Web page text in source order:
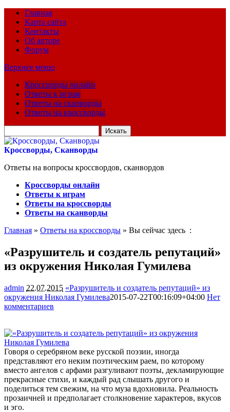
Главная
Карта сайта
Контакты
Об авторе
Форум
Верхнее меню
Кроссворды онлайн
Ответы к играм
Ответы на сканворды
Ответы на кроссворды
для:
Кроссворды, Сканворды
Ответы на вопросы кроссвордов, сканвордов
Кроссворды онлайн
Ответы к играм
Ответы на кроссворды
Ответы на сканворды
Главная » Ответы на кроссворды » Вы сейчас здесь :
«Разрушитель и создатель репутаций»
из окружения Николая Гумилева
admin 22.07.2015 «Разрушитель и создатель репутаций» из
окружения Николая Гумилева2015-07-22T00:16:09+04:00 Нет
комментариев
Говоря о серебряном веке русской поэзии, иногда
представляют его неким поэтическим раем, по которому
вместо ангелов с арфами разгуливают поэты, декламирующие
прекрасные стихи, и каждый рад слышать другого и
поделиться тем свежим, на что муза вдохновила. Реальность
прозаичней и предполагает столкновение характеров, вкусов
и эго.